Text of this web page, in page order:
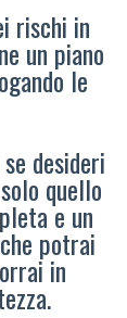
rischi in
un piano
le
desideri
quello
e un
potrai
in